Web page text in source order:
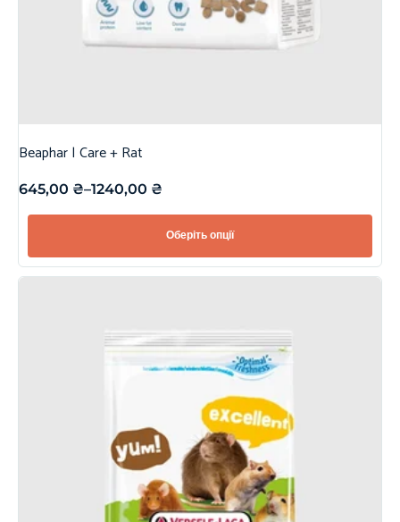
Beaphar | Care + Rat
645,00 ₴–1240,00 ₴
Оберіть опції